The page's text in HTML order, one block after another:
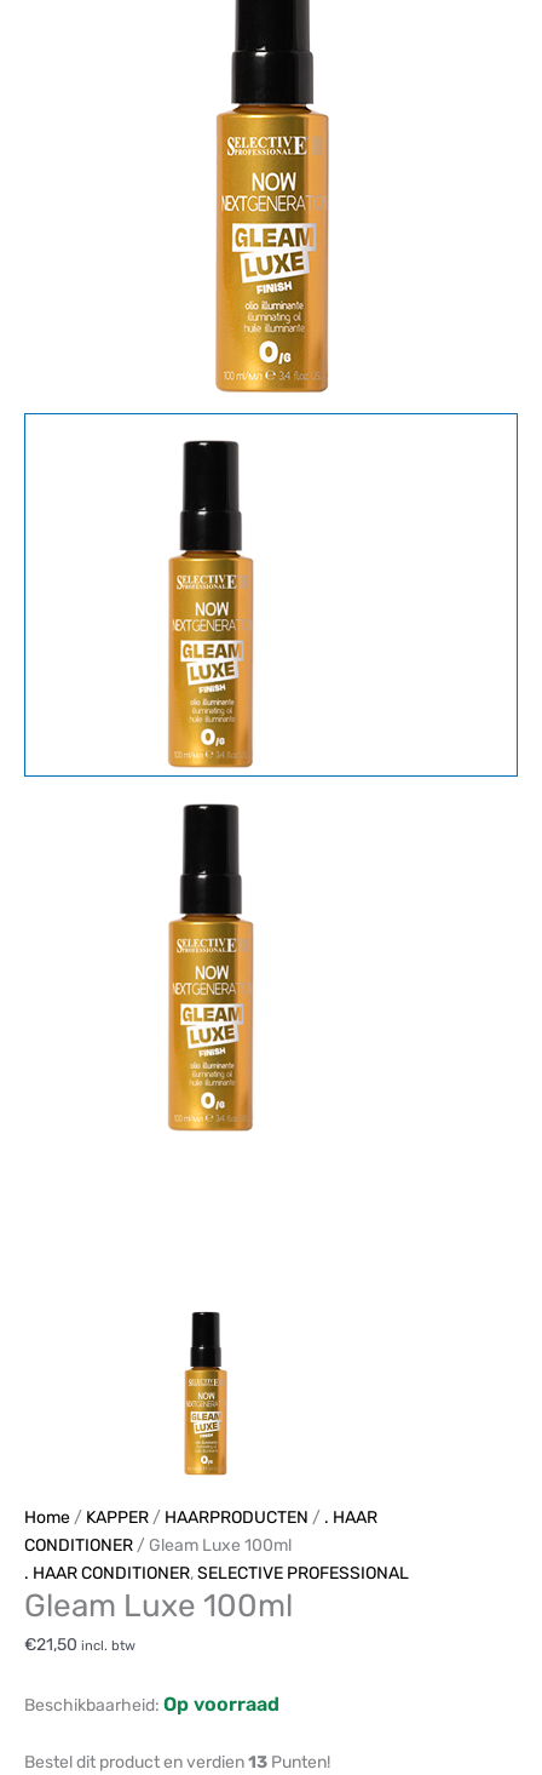
Home / KAPPER / HAARPRODUCTEN / . HAAR
CONDITIONER / Gleam Luxe 100ml
. HAAR CONDITIONER,SELECTIVE PROFESSIONAL
Gleam Luxe 100ml
€21,50 incl. btw
Beschikbaarheid: Op voorraad
Bestel dit product en verdien13 Punten!